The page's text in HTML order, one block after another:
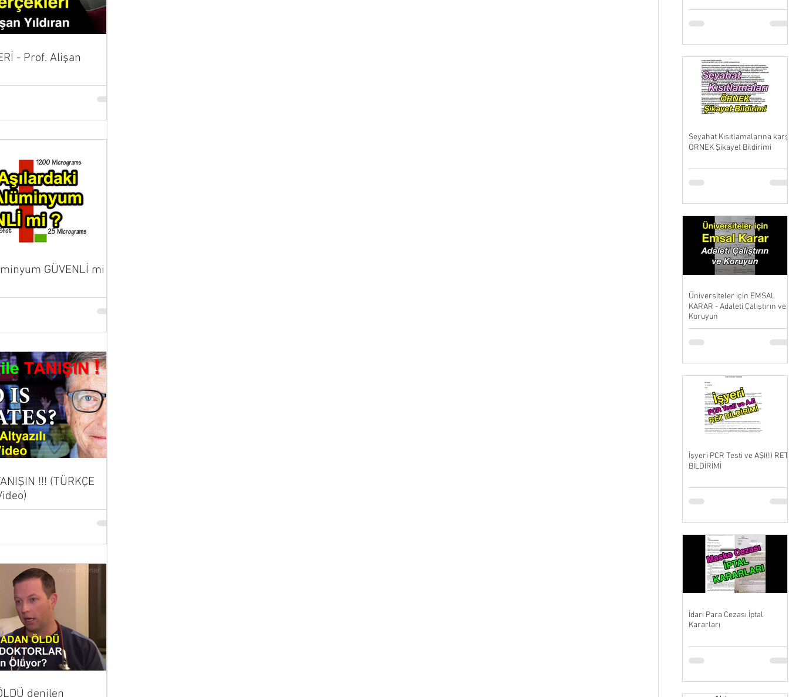
- Prof. Alişan
GÜVENLİ mi ?
!!! (TÜRKÇE
denilen
Seyahat Kısıtlamalarına
ÖRNEK Şikayet Bildirimi
Üniversiteler için EMSAL
KARAR - Adaleti Çalıştırın ve
Koruyun
İşyeri PCR Testi ve AŞI(!) RET
BİLDİRİMİ
İdari Para Cezası İptal
Kararları